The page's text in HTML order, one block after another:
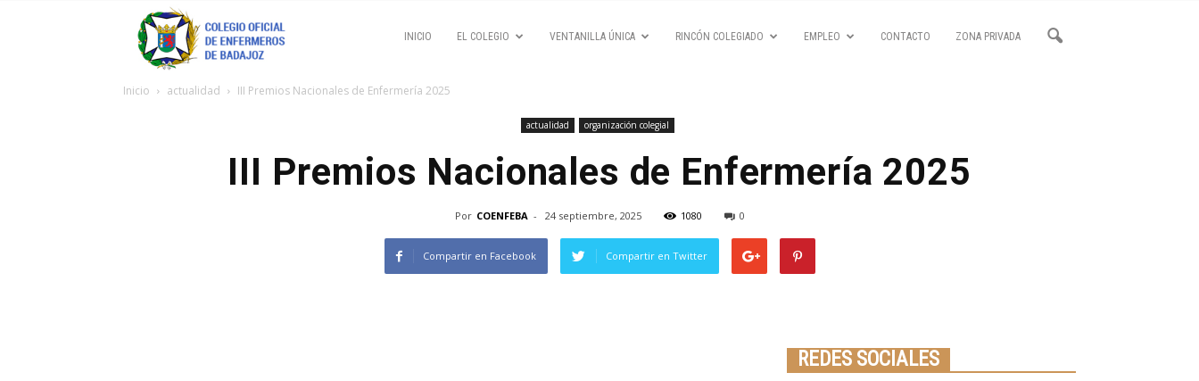
INICIO EL COLEGIO VENTANILLA ÚNICA RINCÓN COLEGIADO EMPLEO CONTACTO ZONA PRIVADA
Inicio actualidad III Premios Nacionales de Enfermería 2025
actualidad organización colegial
III Premios Nacionales de Enfermería 2025
Por COENFEBA - 24 septiembre, 2025 1080 0
Compartir en Facebook Compartir en Twitter
REDES SOCIALES